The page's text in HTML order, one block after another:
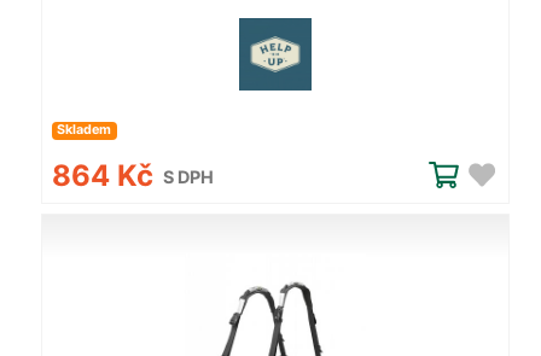
Skladem
864 Kč S DPH